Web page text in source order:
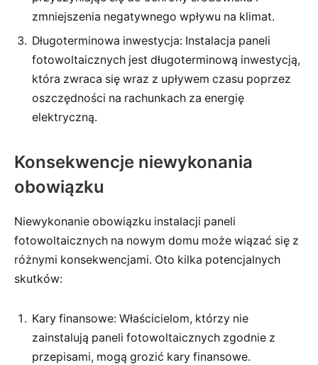
zmniejszenia negatywnego wpływu na klimat.
Długoterminowa inwestycja: Instalacja paneli
fotowoltaicznych jest długoterminową inwestycją,
która zwraca się wraz z upływem czasu poprzez
oszczędności na rachunkach za energię
elektryczną.
Konsekwencje niewykonania
obowiązku
Niewykonanie obowiązku instalacji paneli
fotowoltaicznych na nowym domu może wiązać się z
różnymi konsekwencjami. Oto kilka potencjalnych
skutków:
Kary finansowe: Właścicielom, którzy nie
zainstalują paneli fotowoltaicznych zgodnie z
przepisami, mogą grozić kary finansowe.